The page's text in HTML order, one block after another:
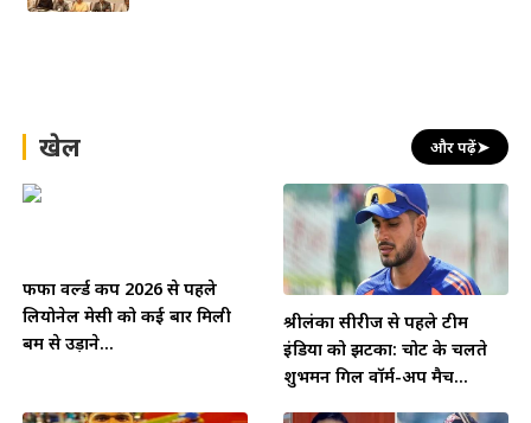
खेल और पढ़ें➤
फीफा वर्ल्ड कप 2026 से पहले
लियोनेल मेसी को कई बार मिली
बम से उड़ाने...
श्रीलंका सीरीज से पहले टीम
इंडिया को झटका: चोट के चलते
शुभमन गिल वॉर्म-अप मैच...